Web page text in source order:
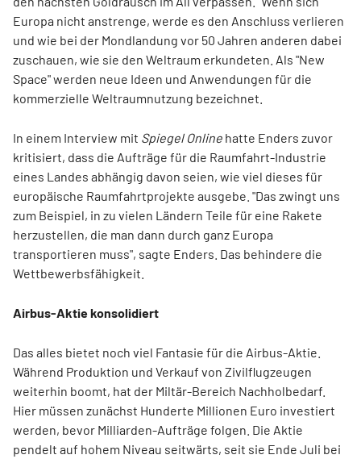
Europa nicht anstrenge, werde es den Anschluss verlieren
und wie bei der Mondlandung vor 50 Jahren anderen dabei
zuschauen, wie sie den Weltraum erkundeten. Als "New
Space" werden neue Ideen und Anwendungen für die
kommerzielle Weltraumnutzung bezeichnet.
In einem Interview mit Spiegel Online hatte Enders zuvor
kritisiert, dass die Aufträge für die Raumfahrt-Industrie
eines Landes abhängig davon seien, wie viel dieses für
europäische Raumfahrtprojekte ausgebe. "Das zwingt uns
zum Beispiel, in zu vielen Ländern Teile für eine Rakete
herzustellen, die man dann durch ganz Europa
transportieren muss", sagte Enders. Das behindere die
Wettbewerbsfähigkeit.
Airbus-Aktie konsolidiert
Das alles bietet noch viel Fantasie für die Airbus-Aktie.
Während Produktion und Verkauf von Zivilflugzeugen
weiterhin boomt, hat der Miltär-Bereich Nachholbedarf.
Hier müssen zunächst Hunderte Millionen Euro investiert
werden, bevor Milliarden-Aufträge folgen. Die Aktie
pendelt auf hohem Niveau seitwärts, seit sie Ende Juli bei